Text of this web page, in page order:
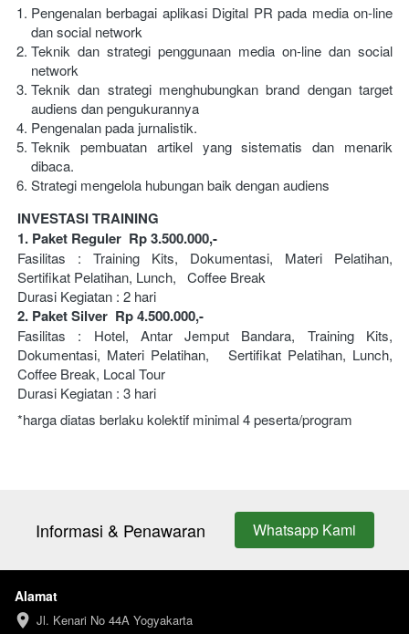
Pengenalan berbagai aplikasi Digital PR pada media on-line
dan social network
Teknik dan strategi penggunaan media on-line dan social
network
Teknik dan strategi menghubungkan brand dengan target
audiens dan pengukurannya
Pengenalan pada jurnalistik.
Teknik pembuatan artikel yang sistematis dan menarik
dibaca.
Strategi mengelola hubungan baik dengan audiens
INVESTASI TRAINING
1. Paket Reguler  Rp 3.500.000,-
Fasilitas : Training Kits, Dokumentasi, Materi Pelatihan,
Sertifikat Pelatihan, Lunch,   Coffee Break
Durasi Kegiatan : 2 hari
2. Paket Silver  Rp 4.500.000,-
Fasilitas : Hotel, Antar Jemput Bandara, Training Kits,
Dokumentasi, Materi Pelatihan,   Sertifikat Pelatihan, Lunch,
Coffee Break, Local Tour
Durasi Kegiatan : 3 hari
*harga diatas berlaku kolektif minimal 4 peserta/program
Informasi & Penawaran `
Whatsapp Kami
Alamat
Jl. Kenari No 44A Yogyakarta